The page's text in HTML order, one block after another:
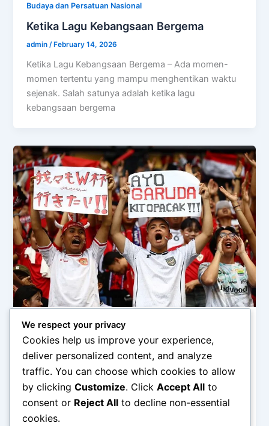
Budaya dan Persatuan Nasional
Ketika Lagu Kebangsaan Bergema
admin/ February 14, 2026
Ketika Lagu Kebangsaan Bergema – Ada momen-
momen tertentu yang mampu menghentikan waktu
sejenak. Salah satunya adalah ketika lagu
kebangsaan bergema
Budaya dan Persatuan Nasional
Dukungan Rakyat, Kekuatan Atlet
admin February 3, 2026
Dukungan Rakyat, Kekuatan Atlet – Dalam dunia
olahraga, kemenangan tidak hanya ditentukan oleh
teknik, strategi, dan kondisi fisik atlet. Ada
We respect your privacy
Cookies help us improve your experience,
deliver personalized content, and analyze
traffic. You can choose which cookies to allow
by clicking Customize. Click Accept All to
consent or Reject All to decline non-essential
cookies.